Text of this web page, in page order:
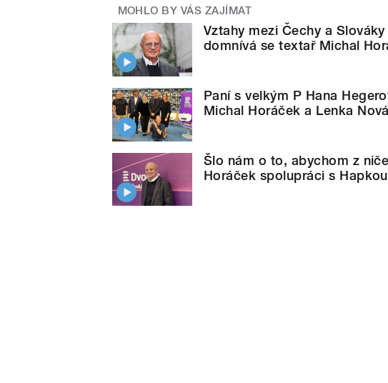
MOHLO BY VÁS ZAJÍMAT
Vztahy mezi Čechy a
domnívá se textař Michal
Paní s velkým P Hana
Michal Horáček a Lenka
Šlo nám o to, abychom z
Horáček spolupráci s Hapkou